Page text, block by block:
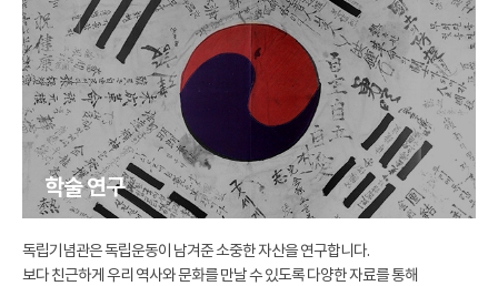
학술 연구
독립기념관은 독립운동이 남겨준 소중한 자산을 연구합니다.
보다 친근하게 우리 역사와 문화를 만날 수 있도록 다양한 자료를 통해